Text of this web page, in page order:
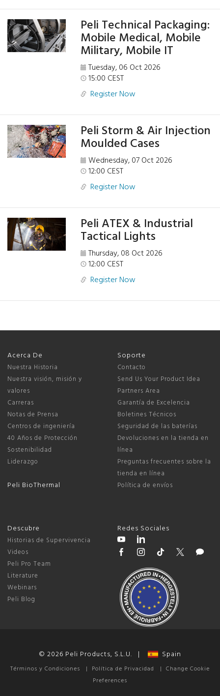
Peli Technical Packaging:
Mobile Medical, Mobile
Military, Mobile IT
Tuesday, 06 Oct 2026
15:00 CEST
Register Now
Peli Storm & Air Injection
Moulded Cases
Wednesday, 07 Oct 2026
12:00 CEST
Register Now
Peli ATEX & Industrial
Tactical Lights
Thursday, 08 Oct 2026
12:00 CEST
Register Now
Acerca De
Nuestra Historia
Nuestra visión, misión y
valores
Carreras
Notas de Prensa
Centros de ingeniería
40 Años de Protección
Sostenibilidad
Liderazgo
Peli BioThermal
Soporte
Contacto
Send Us Your Product Idea
Partners Area
Garantía de Excelencia
Boletines Técnicos
Seguridad de las baterías
Devoluciones en la tienda en
línea
Preguntas frecuentes sobre la
tienda en línea
Política de envíos
Descubre
Historias de Supervivencia
Videos
Peli Pro Team
Literature
Webinars
Peli Blog
Redes Sociales
© 2026 Peli Products, S.L.U. | Spain
Términos y Condiciones | Política de Privacidad | Change Cookie
Preferences